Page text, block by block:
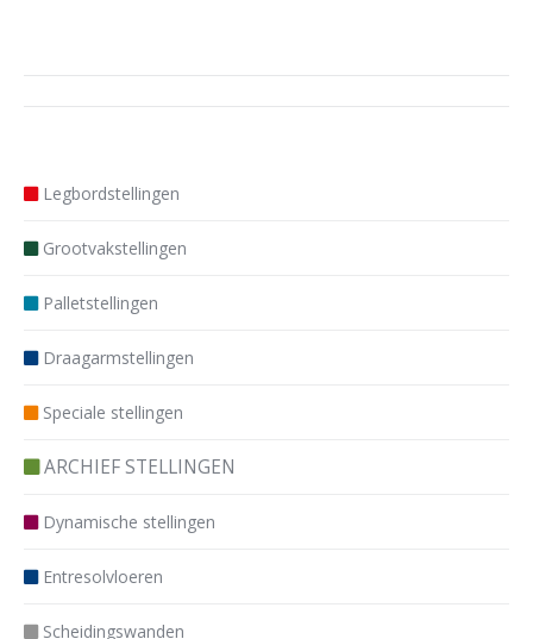
Post
Legbordstellingen
Grootvakstellingen
Palletstellingen
Draagarmstellingen
Speciale stellingen
ARCHIEF STELLINGEN
Dynamische stellingen
Entresolvloeren
Scheidingswanden